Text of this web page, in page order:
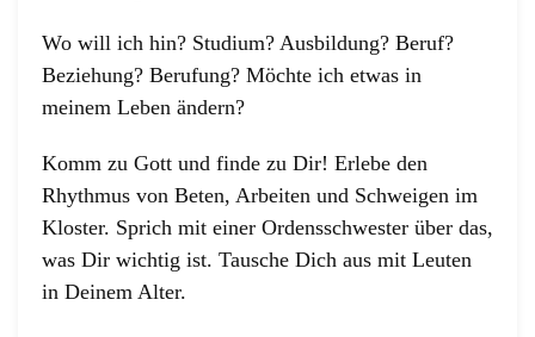
Wo will ich hin? Studium? Ausbildung? Beruf?
Beziehung? Berufung? Möchte ich etwas in
meinem Leben ändern?
Komm zu Gott und finde zu Dir! Erlebe den
Rhythmus von Beten, Arbeiten und Schweigen im
Kloster. Sprich mit einer Ordensschwester über das,
was Dir wichtig ist. Tausche Dich aus mit Leuten
in Deinem Alter.